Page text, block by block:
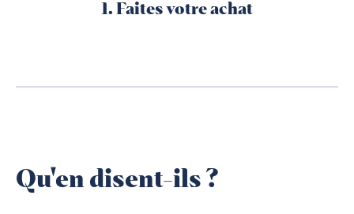
1. Faites votre achat
Qu'en disent-ils ?